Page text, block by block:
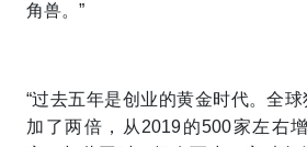
角兽。”
“过去五年是创业的黄金时代。全
加了两倍，从2019的500家左右